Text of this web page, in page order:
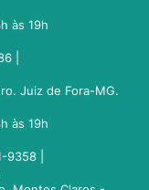
às 19h
|
Juiz de Fora-MG.
às 19h
9358 |